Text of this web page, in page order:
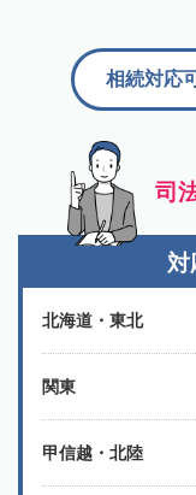
司
相続対応
対
北海道・東北
関東
甲信越・北陸